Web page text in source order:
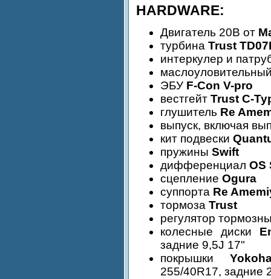
HARDWARE:
Двигатель 20В от
турбина Trust
интеркулер и
ЭБУ F-Con V-pro
вестгейт Trust C-
глушитель Re
выпуск, включая
кит подвески
пружины Swift
дифференциал OS
сцепление Ogura
суппорта Re
тормоза Trust
регулятор
колесные диски
задние 9,5J 17"
покрышки
255/40R17, задние